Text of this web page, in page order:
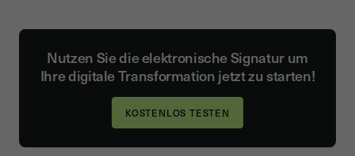
Nutzen Sie die elektronische Signatur um
Ihre digitale Transformation jetzt zu starten!